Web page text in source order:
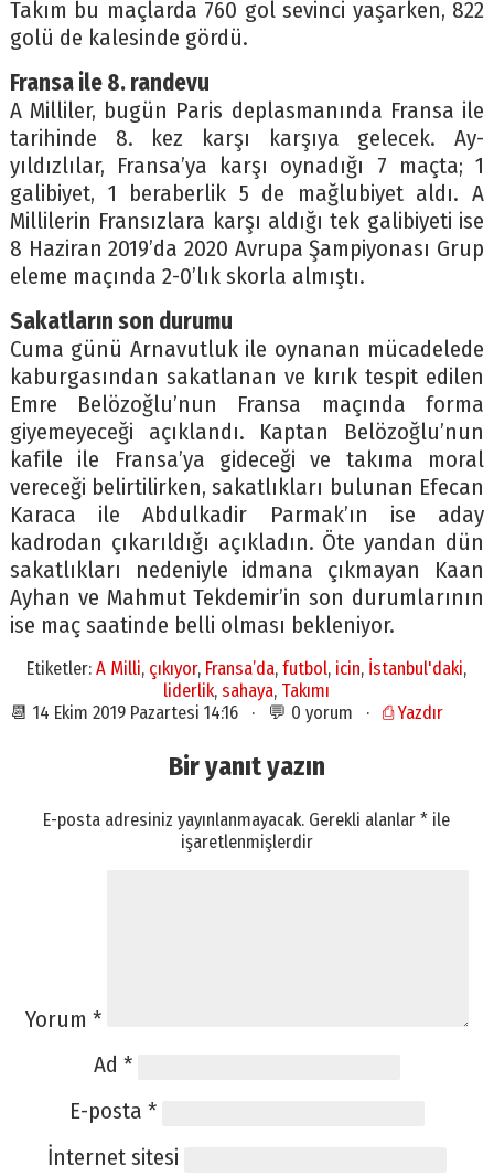
Takım bu maçlarda 760 gol sevinci yaşarken, 822
golü de kalesinde gördü.
Fransa ile 8. randevu
A Milliler, bugün Paris deplasmanında Fransa ile
tarihinde 8. kez karşı karşıya gelecek. Ay-
yıldızlılar, Fransa’ya karşı oynadığı 7 maçta; 1
galibiyet, 1 beraberlik 5 de mağlubiyet aldı. A
Millilerin Fransızlara karşı aldığı tek galibiyeti ise
8 Haziran 2019’da 2020 Avrupa Şampiyonası Grup
eleme maçında 2-0’lık skorla almıştı.
Sakatların son durumu
Cuma günü Arnavutluk ile oynanan mücadelede
kaburgasından sakatlanan ve kırık tespit edilen
Emre Belözoğlu’nun Fransa maçında forma
giyemeyeceği açıklandı. Kaptan Belözoğlu’nun
kafile ile Fransa’ya gideceği ve takıma moral
vereceği belirtilirken, sakatlıkları bulunan Efecan
Karaca ile Abdulkadir Parmak’ın ise aday
kadrodan çıkarıldığı açıkladın. Öte yandan dün
sakatlıkları nedeniyle idmana çıkmayan Kaan
Ayhan ve Mahmut Tekdemir’in son durumlarının
ise maç saatinde belli olması bekleniyor.
Etiketler:A Milli, çıkıyor, Fransa’da,futbol, icin, İstanbul'daki,
liderlik,sahaya, Takımı
📆 14 Ekim 2019 Pazartesi 14:16 · 💬 0 yorum · ⎙ Yazdır
Bir yanıt yazın
E-posta adresiniz yayınlanmayacak. Gerekli alanlar* ile
işaretlenmişlerdir
Yorum *
Ad *
E-posta *
İnternet sitesi